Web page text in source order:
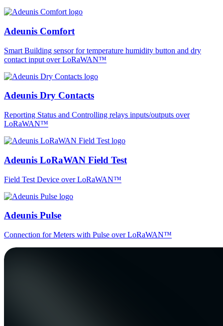
Adeunis Comfort
Smart Building sensor for temperature humidity button and dry
contact input over LoRaWAN™
Adeunis Dry Contacts
Reporting Status and Controlling relays inputs/outputs over
LoRaWAN™
Adeunis LoRaWAN Field Test
Field Test Device over LoRaWAN™
Adeunis Pulse
Connection for Meters with Pulse over LoRaWAN™